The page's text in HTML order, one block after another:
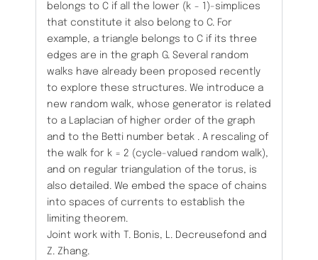
belongs to C if all the lower (k − 1)-simplices
that constitute it also belong to C. For
example, a triangle belongs to C if its three
edges are in the graph G. Several random
walks have already been proposed recently
to explore these structures. We introduce a
new random walk, whose generator is related
to a Laplacian of higher order of the graph
and to the Betti number betak . A rescaling of
the walk for k = 2 (cycle-valued random walk),
and on regular triangulation of the torus, is
also detailed. We embed the space of chains
into spaces of currents to establish the
limiting theorem.
Joint work with T. Bonis, L. Decreusefond and
Z. Zhang.